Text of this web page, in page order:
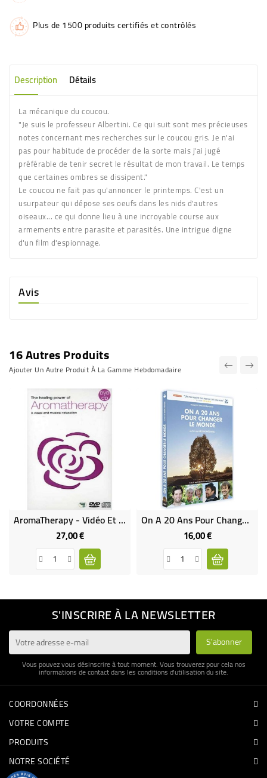
Plus de 1500 produits certifiés et contrôlés
Description Détails
La mécanique du coucou.
"Je suis le professeur Albertini. Ce qui suit sont mes précieuses
notes concernant mes recherches sur le coucou gris. Je n'ai
pas pour habitude de procéder de la sorte mais j'ai jugé
préférable de tenir secret le résultat de mon travail. Le temps
que certaines ombres se dissipent."
Le coucou ne fait pas qu'annoncer le printemps. C'est un
usurpateur qui dépose ses oeufs dans les nids d'autres
oiseaux... ce qui donne lieu à une incroyable course aux
armements entre parasite et parasités. Une intrigue digne
d'un film d'espionnage.
Avis
16 Autres Produits
Ajouter Un Autre Produit À La Gamme Hebdomadaire
AromaTherapy - Vidéo Et Musique Relaxante DVD + CD
27,00 €Prix
On A 20 Ans Pour Changer Le Monde
16,00 €Prix
S'INSCRIRE À LA NEWSLETTER
Vous pouvez vous désinscrire à tout moment. Vous trouverez pour cela nos
informations de contact dans les conditions d'utilisation du site.
COORDONNÉES
VOTRE COMPTE
PRODUITS
NOTRE SOCIÉTÉ